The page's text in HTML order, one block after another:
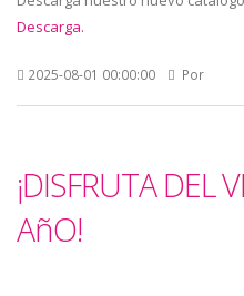
Descarga.
2025-08-01 00:00:00 Por
¡DISFRUTA DEL
AñO!